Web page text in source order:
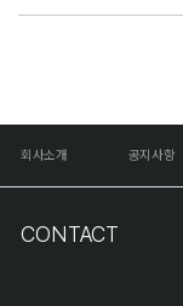
회사소개 공지사항
CONTACT